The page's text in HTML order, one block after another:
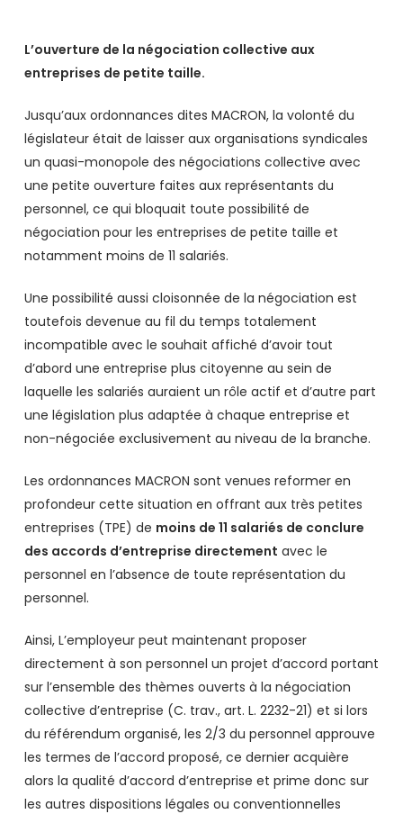
L’ouverture de la négociation collective aux
entreprises de petite taille.
Jusqu’aux ordonnances dites MACRON, la volonté du
législateur était de laisser aux organisations syndicales
un quasi-monopole des négociations collective avec
une petite ouverture faites aux représentants du
personnel, ce qui bloquait toute possibilité de
négociation pour les entreprises de petite taille et
notamment moins de 11 salariés.
Une possibilité aussi cloisonnée de la négociation est
toutefois devenue au fil du temps totalement
incompatible avec le souhait affiché d’avoir tout
d’abord une entreprise plus citoyenne au sein de
laquelle les salariés auraient un rôle actif et d’autre part
une législation plus adaptée à chaque entreprise et
non-négociée exclusivement au niveau de la branche.
Les ordonnances MACRON sont venues reformer en
profondeur cette situation en offrant aux très petites
entreprises (TPE) de moins de 11 salariés de conclure
des accords d’entreprise directement avec le
personnel en l’absence de toute représentation du
personnel.
Ainsi, L’employeur peut maintenant proposer
directement à son personnel un projet d’accord portant
sur l’ensemble des thèmes ouverts à la négociation
collective d’entreprise (C. trav., art. L. 2232-21) et si lors
du référendum organisé, les 2/3 du personnel approuve
les termes de l’accord proposé, ce dernier acquière
alors la qualité d’accord d’entreprise et prime donc sur
les autres dispositions légales ou conventionnelles